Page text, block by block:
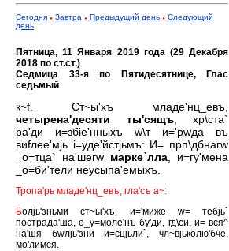
Сегодня Завтра Предыдущий день
Следующий
день
Пятница, 11 Января 2019 года (29 Декабря
2018 по ст.ст.)
Седмица 33-я по Пятидесятнице, Глас
седьмый
к~f. Ст~ы'хъ младе'нц_евъ,
четырена'десяти ты'сящъ, хр\ста`
ра'ди и=збiе'нныхъ w\т и='рwда въ
виfлее'мjь i=уде'йстjьмъ: И= прп\дбнагw
_о=тца` на'шегw марке`лла , и=гу'мена
_о=би'тели неусыпа'емыхъ.
Тропа'рь младе'нц_евъ, гла'съ а~:
Болjь'зньми ст~ы'хъ, и='миже w= тебjь`
пострада'ша, о_у=моле'нъ бу'ди, гд\си, и= вся^
на'шя бwлjь'зни и=сцjьли`, чл~вjьколю'бче,
мо'лимся.